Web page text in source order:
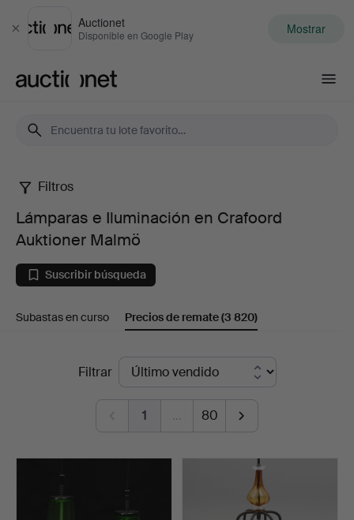
Cerrar
Auctionet
Disponible en Google Play Mostrar
Lámparas
Iluminación
en
Auktioner
Filtros
Lámparas e Iluminación en Crafoord
Auktioner Malmö
Suscribir búsqueda
Subastas en curso Precios de remate(3 820)
Filtrar
1 … 80